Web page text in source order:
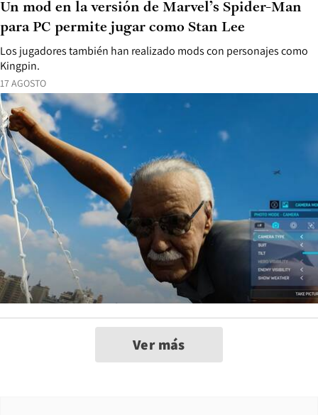
17 AGOSTO
Los jugadores también han realizado mods con personajes como
Kingpin.
Un mod en la versión de Marvel’s Spider-Man
para PC permite jugar como Stan Lee
Ver más